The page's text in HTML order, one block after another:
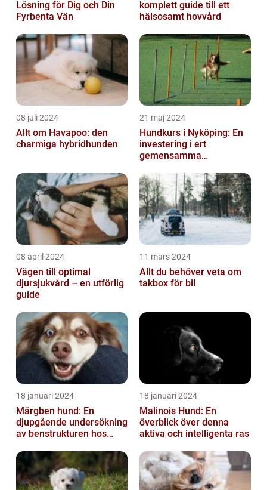
Lösning för Dig och Din
Fyrbenta Vän
komplett guide till ett
hälsosamt hovvård
08 juli 2024
Allt om Havapoo: den
charmiga hybridhunden
21 maj 2024
Hundkurs i Nyköping: En
investering i ert
gemensamma
08 april 2024
Vägen till optimal
djursjukvård – en utförlig
guide
11 mars 2024
Allt du behöver veta om
takbox för bil
18 januari 2024
Märgben hund: En
djupgående undersökning
av benstrukturen hos
18 januari 2024
Malinois Hund: En
överblick över denna
aktiva och intelligenta ras